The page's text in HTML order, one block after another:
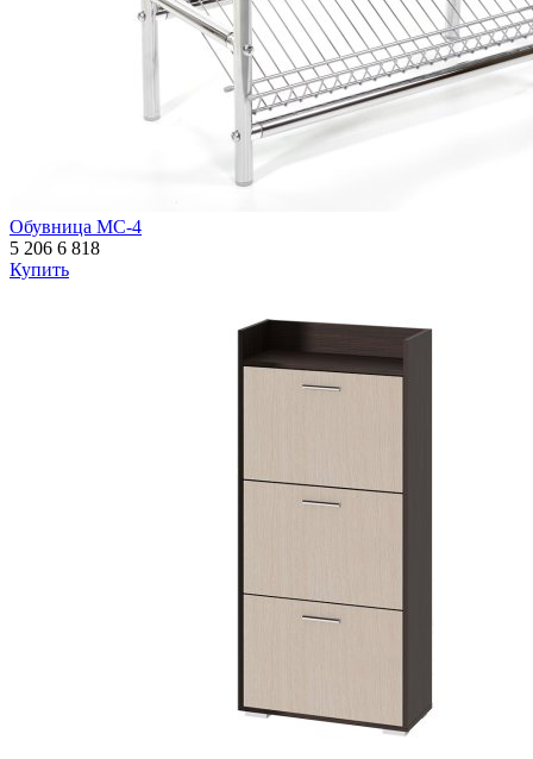
Обувница МС-4
5 206 6 818
Купить